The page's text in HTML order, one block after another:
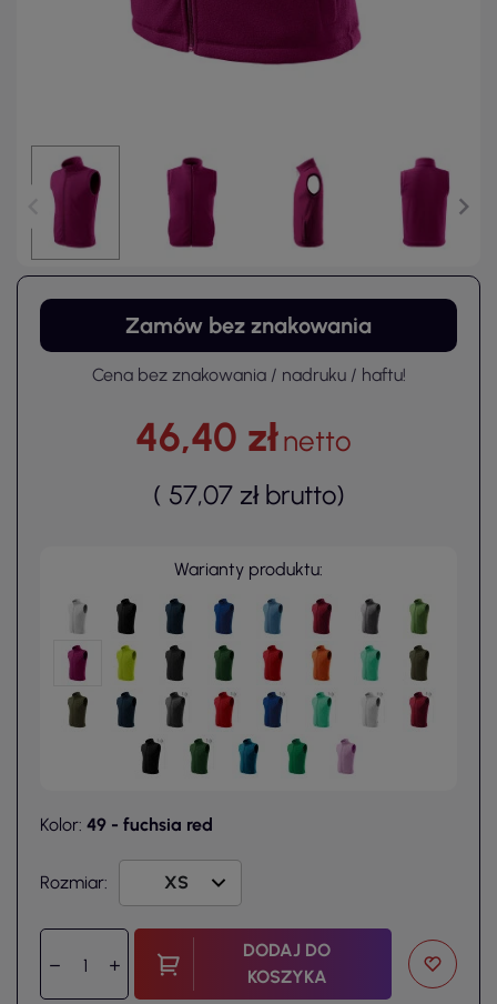
Zamów bez znakowania
Cena bez znakowania / nadruku / haftu!
46,40 złnetto
( 57,07 zł brutto)
Warianty produktu:
Kolor: 49 - fuchsia red
Rozmiar:
DODAJ DO
KOSZYKA